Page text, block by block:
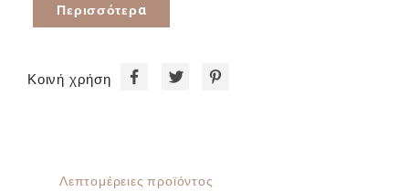
Περισσότερα
Κοινή χρήση
Λεπτομέρειες προϊόντος